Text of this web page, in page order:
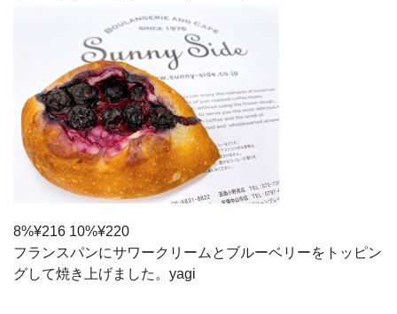
8%¥216 10%¥220
フランスパンにサワークリームとブルーベリーをトッピン
グして焼き上げました。yagi